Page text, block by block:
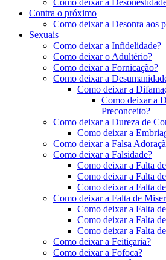
Como deixar a
Contra o próximo
Como deixar a Desonra aos
Sexuais
Como deixar a Infidelidade?
Como deixar o Adultério?
Como deixar a Fornicação?
Como deixar a
Como deixar a
Como deixar a
Preconceito?
Como deixar a Dureza de
Como deixar a
Como deixar a Falsa
Como deixar a Falsidade?
Como deixar a Falta
Como deixar a Falta
Como deixar a Falta
Como deixar a Falta de
Como deixar a Falta
Como deixar a Falta
Como deixar a Falta
Como deixar a Feitiçaria?
Como deixar a Fofoca?